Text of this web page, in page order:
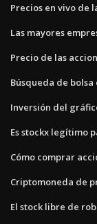
Precios en vivo de
Las mayores
Precio de las
Búsqueda de bolsa
Inversión del
Es stockx legítimo
Cómo comprar
Criptomoneda de
El stock libre de